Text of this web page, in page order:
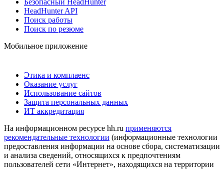
HeadHunter API
Поиск работы
Поиск по резюме
Мобильное приложение
Этика и комплаенс
Оказание услуг
Использование сайтов
Защита персональных данных
ИТ аккредитация
На информационном ресурсе hh.ru применяются
рекомендательные технологии (информационные технологии
предоставления информации на основе сбора, систематизации
и анализа сведений, относящихся к предпочтениям
пользователей сети «Интернет», находящихся на территории